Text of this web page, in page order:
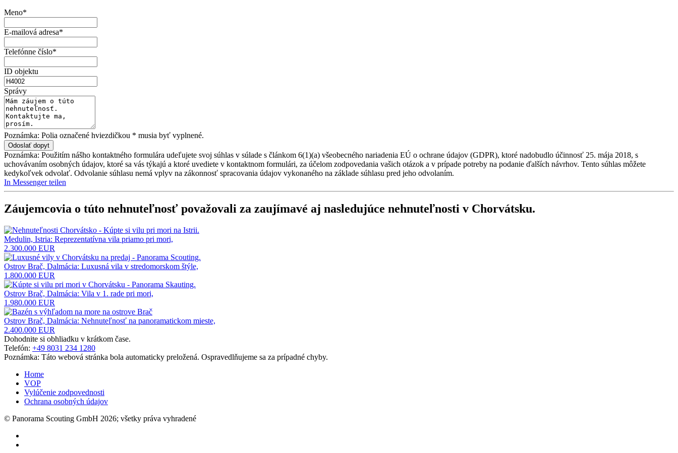
Meno*
E-mailová adresa*
Telefónne číslo*
ID objektu
Správy
Poznámka: Polia označené hviezdičkou * musia byť vyplnené.
Poznámka: Použitím nášho kontaktného formulára udeľujete svoj súhlas v súlade s článkom 6(1)(a) všeobecného nariadenia EÚ o ochrane údajov (GDPR), ktoré nadobudlo účinnosť 25. mája 2018, s
uchovávaním osobných údajov, ktoré sa vás týkajú a ktoré uvediete v kontaktnom formulári, za účelom zodpovedania vašich otázok a v prípade potreby na podanie ďalších návrhov. Tento súhlas môžete
kedykoľvek odvolať. Odvolanie súhlasu nemá vplyv na zákonnosť spracovania údajov vykonaného na základe súhlasu pred jeho odvolaním.
In Messenger teilen
Záujemcovia o túto nehnuteľnosť považovali za zaujímavé aj nasledujúce nehnuteľnosti v Chorvátsku.
Medulin, Istria: Reprezentatívna vila priamo pri mori,
2.300.000 EUR
Ostrov Brač, Dalmácia: Luxusná vila v stredomorskom štýle,
1.800.000 EUR
Ostrov Brač, Dalmácia: Vila v 1. rade pri mori,
1.980.000 EUR
Ostrov Brač, Dalmácia: Nehnuteľnosť na panoramatickom mieste,
2.400.000 EUR
Dohodnite si obhliadku v krátkom čase.
Telefón: +49 8031 234 1280
Poznámka: Táto webová stránka bola automaticky preložená. Ospravedlňujeme sa za prípadné chyby.
Home
VOP
Vylúčenie zodpovednosti
Ochrana osobných údajov
© Panorama Scouting GmbH 2026; všetky práva vyhradené